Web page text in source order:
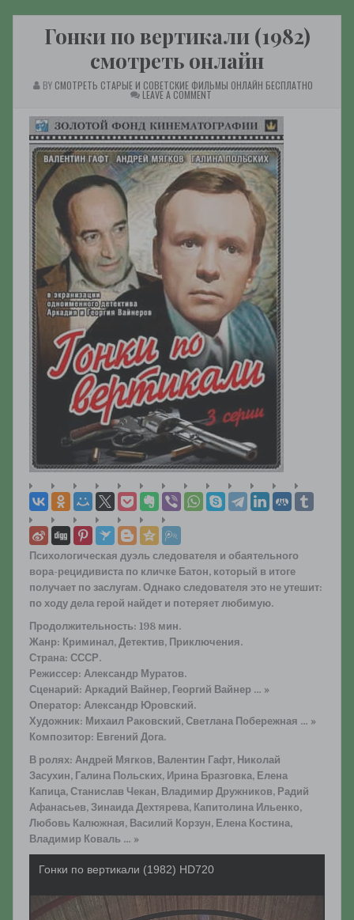
Гонки по вертикали (1982)
смотреть онлайн
BY СМОТРЕТЬ СТАРЫЕ И СОВЕТСКИЕ ФИЛЬМЫ ОНЛАЙН БЕСПЛАТНО
LEAVE A COMMENTON
ВЕРТИКАЛИ
(1982)
СМОТРЕТЬ
ОНЛАЙН
Психологическая дуэль следователя и обаятельного
вора-рецидивиста по кличке Батон, который в итоге
получает по заслугам. Однако следователя это не утешит:
по ходу дела герой найдет и потеряет любимую.
Продолжительность: 198 мин.
Жанр: Криминал, Детектив, Приключения.
Страна: СССР.
Режиссер: Александр Муратов.
Сценарий: Аркадий Вайнер, Георгий Вайнер … »
Оператор: Александр Юровский.
Художник: Михаил Раковский, Светлана Побережная … »
Композитор: Евгений Дога.
В ролях: Андрей Мягков, Валентин Гафт, Николай
Засухин, Галина Польских, Ирина Бразговка, Елена
Капица, Станислав Чекан, Владимир Дружников, Радий
Афанасьев, Зинаида Дехтярева, Капитолина Ильенко,
Любовь Калюжная, Василий Корзун, Елена Костина,
Владимир Коваль … »